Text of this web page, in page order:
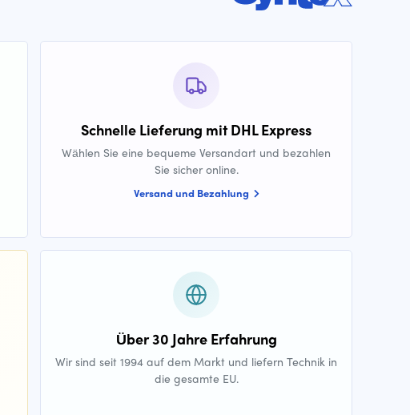
Schnelle Lieferung mit DHL Express
Wählen Sie eine bequeme Versandart und bezahlen
Sie sicher online.
Versand und Bezahlung
Über 30 Jahre Erfahrung
Wir sind seit 1994 auf dem Markt und liefern Technik in
die gesamte EU.